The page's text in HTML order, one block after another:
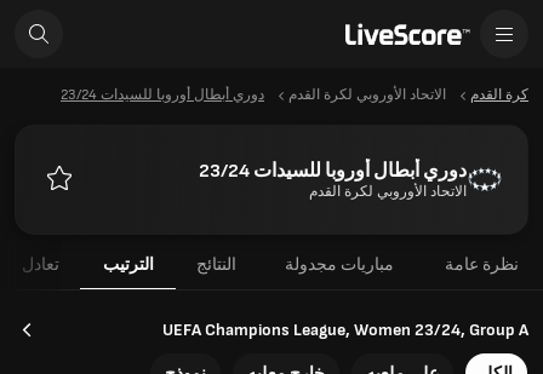
كرة القدم الاتحاد الأوروبي لكرة القدم دوري أبطال أوروبا للسيدات 23/24
دوري أبطال أوروبا للسيدات 23/24
الاتحاد الأوروبي لكرة القدم
نظرة عامة مباريات مجدولة النتائج الترتيب تعادل
UEFA Champions League, Women 23/24, Group A